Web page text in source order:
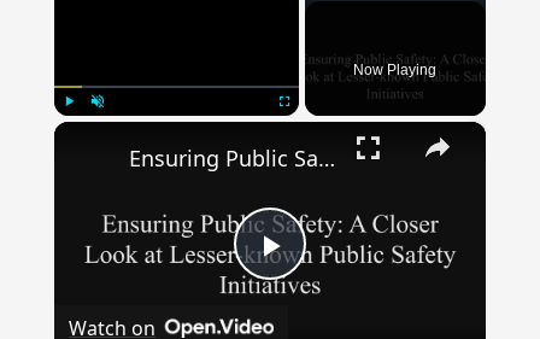
Now Playing
×
Play
Ensuring Public Safety: A Closer Look at Lesser-known Public Safety Initiatives
Watch on